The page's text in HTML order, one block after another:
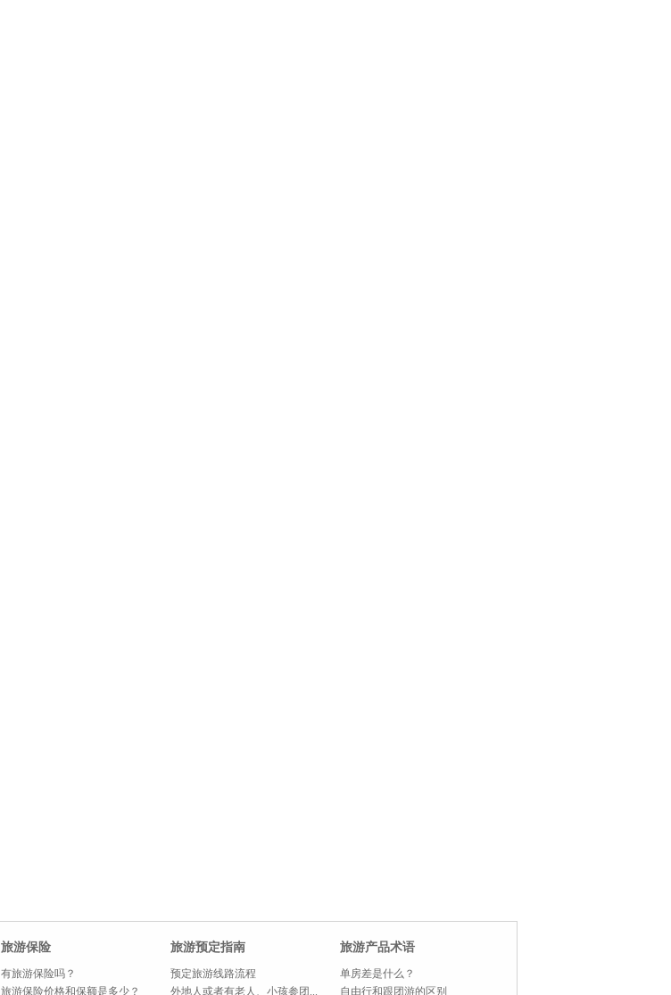
旅游保险
有旅游保险吗？
旅游保险价格和保额是多少？
旅游预定指南
预定旅游线路流程
外地人或者有老人、小孩参团...
旅游产品术语
单房差是什么？
自由行和跟团游的区别